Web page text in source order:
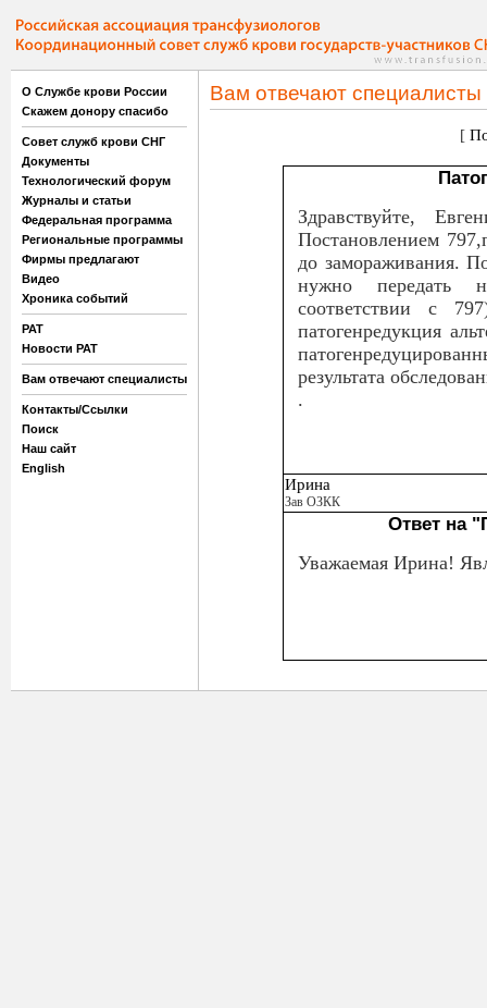
О Службе крови России
Скажем донору спасибо
Совет служб крови СНГ
Документы
Технологический форум
Журналы и статьи
Федеральная программа
Региональные программы
Фирмы предлагают
Видео
Хроника событий
РАТ
Новости РАТ
Вам отвечают специалисты
Контакты/Ссылки
Поиск
Наш сайт
English
Вам отвечают специалисты
[
Здравствуйте,
Постановлением
до замораживания.
нужно передать
соответствии с
патогенредукция
результата
.
Ирина
Зав ОЗКК
Ответ на
Уважаемая Ирина!